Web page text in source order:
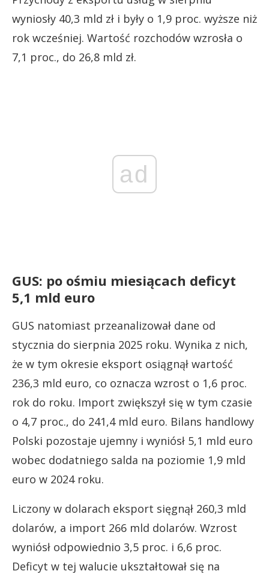
wyniosły 40,3 mld zł i były o 1,9 proc. wyższe niż
rok wcześniej. Wartość rozchodów wzrosła o
7,1 proc., do 26,8 mld zł.
ad
GUS: po ośmiu miesiącach deficyt
5,1 mld euro
GUS natomiast przeanalizował dane od
stycznia do sierpnia 2025 roku. Wynika z nich,
że w tym okresie eksport osiągnął wartość
236,3 mld euro, co oznacza wzrost o 1,6 proc.
rok do roku. Import zwiększył się w tym czasie
o 4,7 proc., do 241,4 mld euro. Bilans handlowy
Polski pozostaje ujemny i wyniósł 5,1 mld euro
wobec dodatniego salda na poziomie 1,9 mld
euro w 2024 roku.
Liczony w dolarach eksport sięgnął 260,3 mld
dolarów, a import 266 mld dolarów. Wzrost
wyniósł odpowiednio 3,5 proc. i 6,6 proc.
Deficyt w tej walucie ukształtował się na